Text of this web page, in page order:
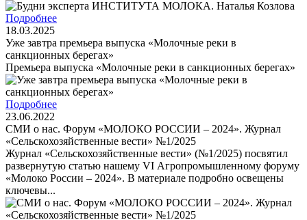
Подробнее
18.03.2025
Уже завтра премьера выпуска «Молочные реки в
санкционных берегах»
Премьера выпуска «Молочные реки в санкционных берегах»
Подробнее
23.06.2022
СМИ о нас. Форум «МОЛОКО РОССИИ – 2024». Журнал
«Сельскохозяйственные вести» №1/2025
Журнал «Сельскохозяйственные вести» (№1/2025) посвятил
развернутую статью нашему VI Агропромышленному форуму
«Молоко России – 2024». В материале подробно освещены
ключевы...